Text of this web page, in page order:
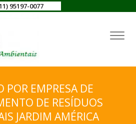
95197-0077
POR EMPRESA DE
DE RESÍDUOS
JARDIM AMÉRICA